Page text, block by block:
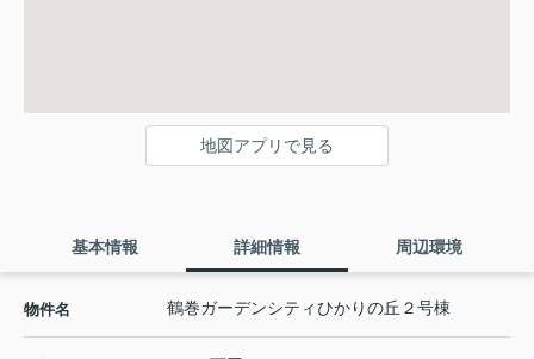
地図アプリで見る
基本情報 詳細情報 周辺環境
物件名 鶴巻ガーデンシティひかりの丘２号棟